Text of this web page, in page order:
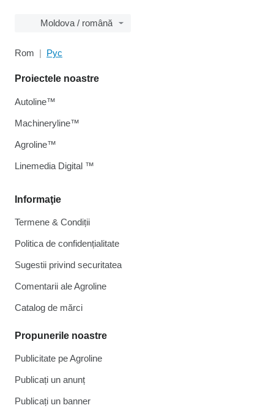
Moldova / română
Rom Рус
Informaţie
Termene & Condiții
Politica de confidențialitate
Sugestii privind securitatea
Comentarii ale Agroline
Catalog de mărcі
Propunerile noastre
Publicitate pe Agroline
Publicați un anunț
Publicați un banner
Proiectele noastre
Autoline™
Machineryline™
Agroline™
Linemedia Digital ™